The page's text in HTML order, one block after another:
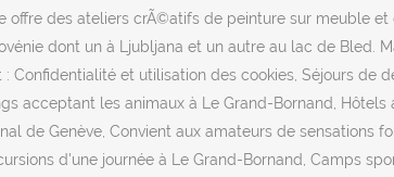
des ateliers crÃ©atifs de peinture sur meuble
dont un à Ljubljana et un autre au lac de Bled.
et utilisation des cookies, Séjours de
acceptant les animaux à Le Grand-Bornand,
de Genève, Convient aux amateurs de sensations
d'une journée à Le Grand-Bornand, Camps